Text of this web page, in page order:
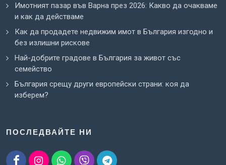
ПОСЛЕДВАЙТЕ НИ
Имотният пазар във Варна през 2026: Какво да очакваме
и как да действаме
Как да продадете недвижим имот в България изгодно и
без излишни рискове
Най-добрите градове в България за живот със
семейство
България срещу други европейски страни: коя да
изберем?